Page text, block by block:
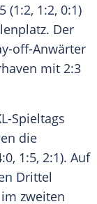
(1:2, 1:2, 0:1)
Der
off-Anwärter
mit 2:3
Spieltags
die
1:5, 2:1). Auf
Drittel
zweiten